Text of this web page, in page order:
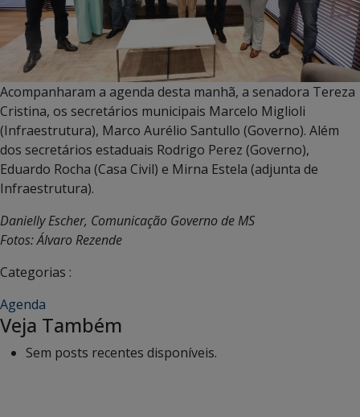
Acompanharam a agenda desta manhã, a senadora Tereza
Cristina, os secretários municipais Marcelo Miglioli
(Infraestrutura), Marco Aurélio Santullo (Governo). Além
dos secretários estaduais Rodrigo Perez (Governo),
Eduardo Rocha (Casa Civil) e Mirna Estela (adjunta de
Infraestrutura).
Danielly Escher, Comunicação Governo de MS
Fotos: Álvaro Rezende
Categorias :
Agenda
Veja Também
Sem posts recentes disponíveis.